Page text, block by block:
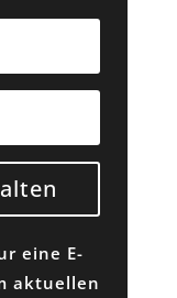
eine E-
aktuellen